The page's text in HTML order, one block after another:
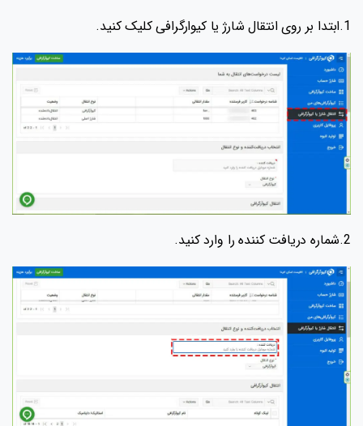
1.ابتدا بر روی انتقال شارژ یا کیوارگرافی کلیک کنید.
2.شماره دریافت کننده را وارد کنید.